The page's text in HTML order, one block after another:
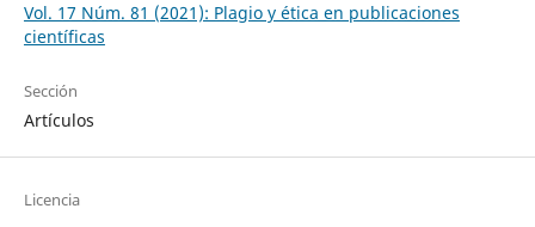
Vol. 17 Núm. 81 (2021): Plagio y ética en publicaciones
científicas
Sección
Artículos
Licencia